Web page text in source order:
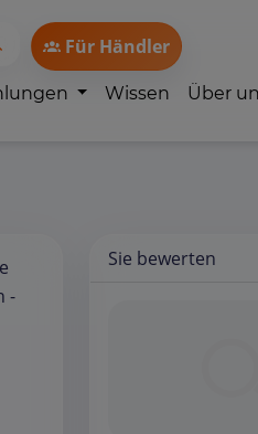
Für Händler
Wissen Über
Sie bewerten
-